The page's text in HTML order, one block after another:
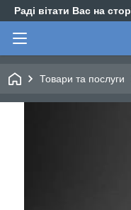
Раді вітати Вас на
Товари та послуги